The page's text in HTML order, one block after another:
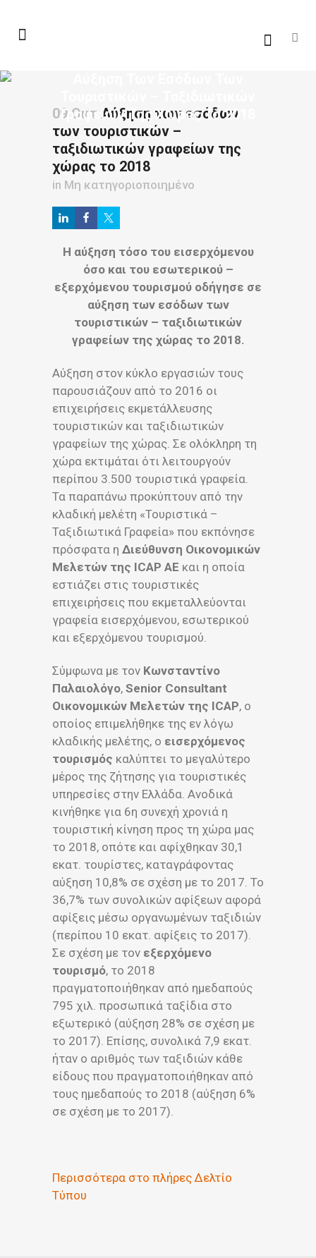
Γραφείων Της Χώρας Το 2018
09 Οκτ Αύξηση των εσόδων
των τουριστικών –
ταξιδιωτικών γραφείων της
χώρας το 2018
in Μη κατηγοριοποιημένο
Η αύξηση τόσο του εισερχόμενου
όσο και του εσωτερικού –
εξερχόμενου τουρισμού οδήγησε σε
αύξηση των εσόδων των
τουριστικών – ταξιδιωτικών
γραφείων της χώρας το 2018.
Αύξηση στον κύκλο εργασιών τους
παρουσιάζουν από το 2016 οι
επιχειρήσεις εκμετάλλευσης
τουριστικών και ταξιδιωτικών
γραφείων της χώρας. Σε ολόκληρη τη
χώρα εκτιμάται ότι λειτουργούν
περίπου 3.500 τουριστικά γραφεία.
Τα παραπάνω προκύπτουν από την
κλαδική μελέτη «Τουριστικά –
Ταξιδιωτικά Γραφεία» που εκπόνησε
πρόσφατα η Διεύθυνση Οικονομικών
Μελετών της ICAP ΑΕ και η οποία
εστιάζει στις τουριστικές
επιχειρήσεις που εκμεταλλεύονται
γραφεία εισερχόμενου, εσωτερικού
και εξερχόμενου τουρισμού.
Σύμφωνα με τον Κωνσταντίνο
Παλαιολόγο, Senior Consultant
Οικονομικών Μελετών της ICAP, o
οποίος επιμελήθηκε της εν λόγω
κλαδικής μελέτης, ο εισερχόμενος
τουρισμός καλύπτει το μεγαλύτερο
μέρος της ζήτησης για τουριστικές
υπηρεσίες στην Ελλάδα. Ανοδικά
κινήθηκε για 6η συνεχή χρονιά η
τουριστική κίνηση προς τη χώρα μας
το 2018, οπότε και αφίχθηκαν 30,1
εκατ. τουρίστες, καταγράφοντας
αύξηση 10,8% σε σχέση με το 2017. Το
36,7% των συνολικών αφίξεων αφορά
αφίξεις μέσω οργανωμένων ταξιδιών
(περίπου 10 εκατ. αφίξεις το 2017).
Σε σχέση με τον εξερχόμενο
τουρισμό, το 2018
πραγματοποιήθηκαν από ημεδαπούς
795 χιλ. προσωπικά ταξίδια στο
εξωτερικό (αύξηση 28% σε σχέση με
το 2017). Επίσης, συνολικά 7,9 εκατ.
ήταν ο αριθμός των ταξιδιών κάθε
είδους που πραγματοποιήθηκαν από
τους ημεδαπούς το 2018 (αύξηση 6%
σε σχέση με το 2017).
Περισσότερα στο πλήρες Δελτίο
Τύπου